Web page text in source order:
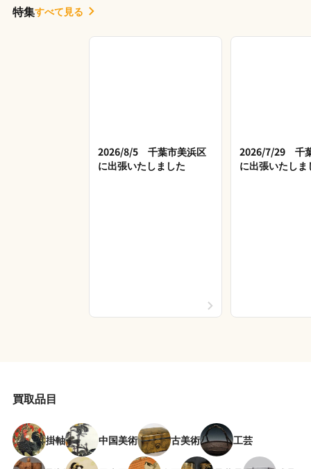
特集すべて見る
2026/8/5 千葉市美浜区
に出張いたしました
2026/7/29 千
に出張いたしま
買取品目
掛軸 中国美術 古美術 工芸